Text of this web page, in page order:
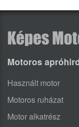
Motoros
Használt motor
Motoros ruházat
Motor alkatrész